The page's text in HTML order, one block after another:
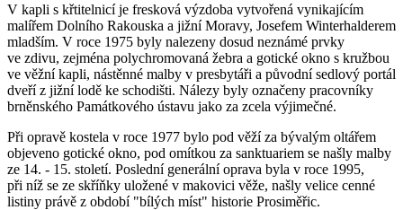
V kapli s křtitelnicí je fresková výzdoba vytvořená vynikajícím
malířem Dolního Rakouska a jižní Moravy, Josefem Winterhalderem
mladším. V roce 1975 byly nalezeny dosud neznámé prvky
ve zdivu, zejména polychromovaná žebra a gotické okno s kružbou
ve věžní kapli, nástěnné malby v presbytáři a původní sedlový portál
dveří z jižní lodě ke schodišti. Nálezy byly označeny pracovníky
brněnského Památkového ústavu jako za zcela výjimečné.
Při opravě kostela v roce 1977 bylo pod věží za bývalým oltářem
objeveno gotické okno, pod omítkou za sanktuariem se našly malby
ze 14. - 15. století. Poslední generální oprava byla v roce 1995,
při níž se ze skříňky uložené v makovici věže, našly velice cenné
listiny právě z období "bílých míst" historie Prosiměřic.